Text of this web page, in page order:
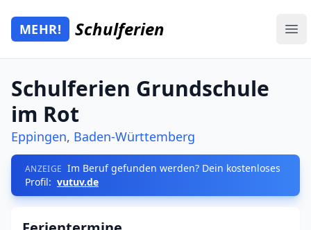
Zum Hauptinhalt springen
Mehr Schulferien
MEHR! Schulferien
Schulferien Grundschule
im Rot
Eppingen, Baden-Württemberg
ANZEIGE Im Beruf gefunden werden? Dein kostenloses
Profil: vutuv.de